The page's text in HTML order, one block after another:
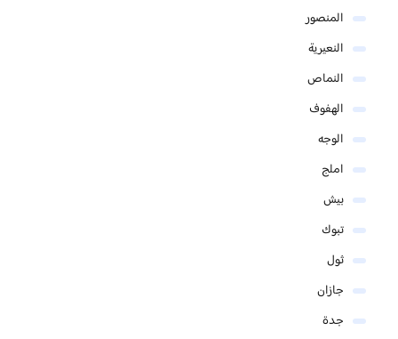
المنصور
النعيرية
النماص
الهفوف
الوجه
املج
بيش
تبوك
ثول
جازان
جدة